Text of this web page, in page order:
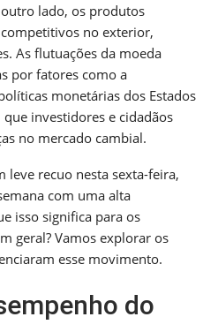
lado, os produtos
no exterior,
As flutuações da moeda
por fatores como a
monetárias dos Estados
investidores e cidadãos
no mercado cambial.
leve recuo nesta sexta-feira,
com uma alta
isso significa para os
geral? Vamos explorar os
esse movimento.
do